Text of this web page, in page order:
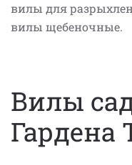
вилы для
вилы щебеночные.
Вилы
Гардена